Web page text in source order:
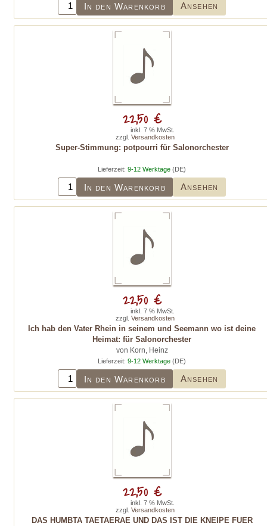
In den Warenkorb Ansehen
Super-Stimmung: potpourri für Salonorchester
Lieferzeit: 9-12 Werktage (DE)
In den Warenkorb Ansehen
22,50 €
inkl. 7 % MwSt.
zzgl. Versandkosten
Ich hab den Vater Rhein in seinem und Seemann wo ist deine
Heimat: für Salonorchester
von Korn, Heinz
Lieferzeit: 9-12 Werktage (DE)
In den Warenkorb Ansehen
22,50 €
inkl. 7 % MwSt.
zzgl. Versandkosten
DAS HUMBTA TAETAERAE UND DAS IST DIE KNEIPE FUER
22,50 €
inkl. 7 % MwSt.
zzgl. Versandkosten